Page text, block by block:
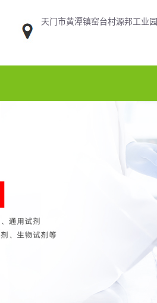
天门市黄潭镇窑台村源邦工业园